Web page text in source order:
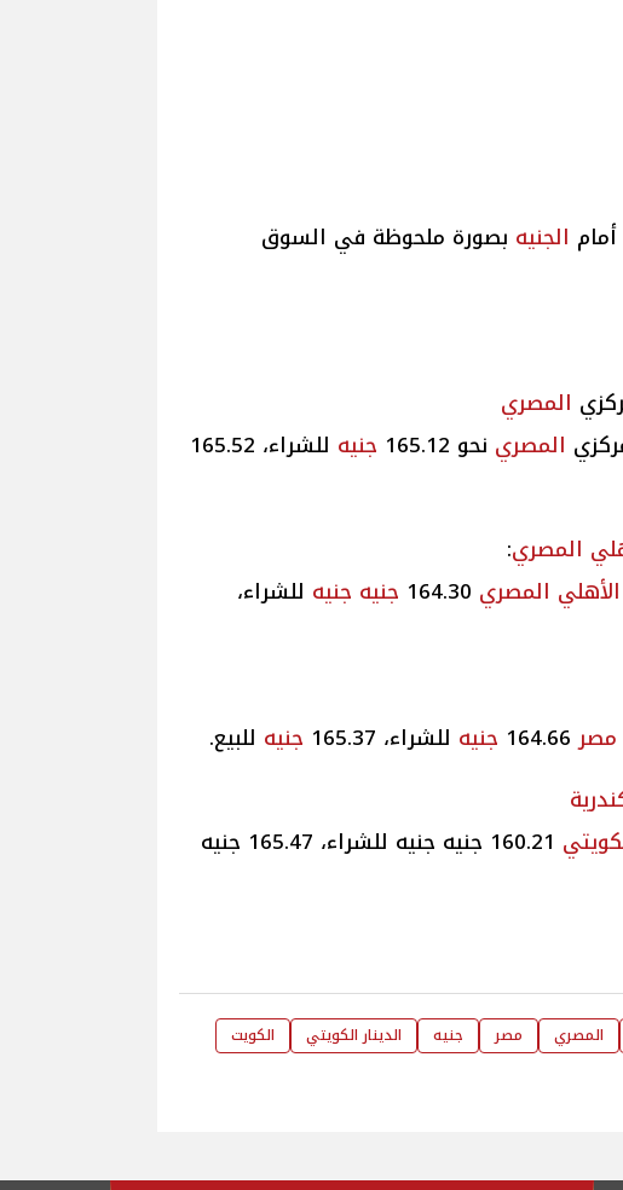
الجنيه بصورة ملحوظة في السوق
المصري
المصري نحو 165.12 جنيه للشراء، 165.52
المصري:
المصري جنيه جنيه للشراء،
مصر164.66 جنيه للشراء، 165.37 جنيه للبيع.
160.21 جنيه جنيه للشراء، 165.47 جنيه
المصري مصر جنيه الدينار الكويتي الكويت